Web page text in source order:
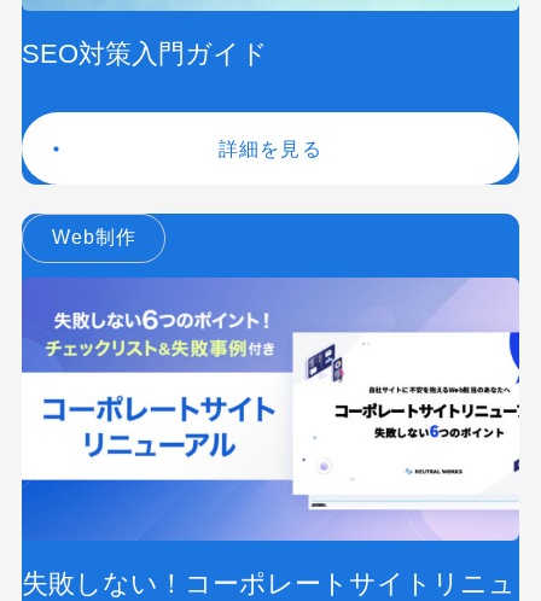
SEO対策入門ガイド
詳細を見る
Web制作
失敗しない！コーポレートサイトリニュ